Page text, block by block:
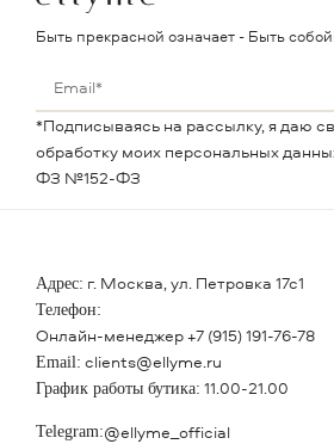
Быть прекрасной означает - Быть
*Подписываясь на рассылку, я даю
обработку моих персональных
ФЗ №152-ФЗ
Адрес: г. Москва, ул. Петровка 17с1
Телефон:
Онлайн-менеджер+7 (915) 191-76-78
Email: clients@ellyme.ru
График работы бутика: 11.00-21.00
Telegram:@ellyme_official